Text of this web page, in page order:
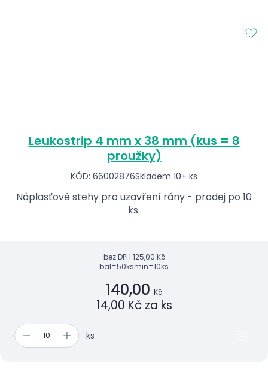
Leukostrip 4 mm x 38 mm (kus = 8
proužky)
KÓD: 66002876Skladem 10+ ks
Náplasťové stehy pro uzavření rány - prodej po 10
ks.
bez DPH 125,00 Kč
bal=50ksmin=10ks
140,00 Kč
14,00 Kč za ks
ks